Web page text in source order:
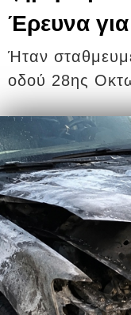
Έρευνα
Ήταν
οδού 28ης